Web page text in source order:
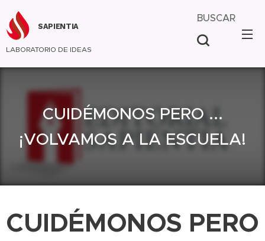
SAPIENTIA
LABORATORIO DE IDEAS
BUSCAR
CUIDÉMONOS PERO ...
¡VOLVAMOS A LA ESCUELA!
CUIDÉMONOS PERO